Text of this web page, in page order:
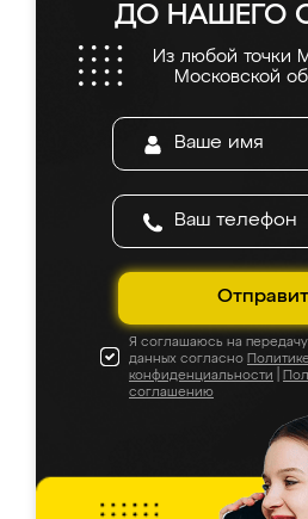
ДО НАШЕГО
Из любой точки
Московской
Я соглашаюсь на
данных согласно Политике
конфиденциальности
соглашению